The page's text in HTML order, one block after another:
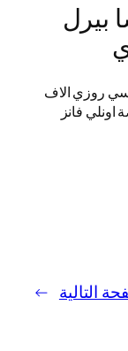
بيرل
روزي الاف
منصة اونلي فانز
التالية →